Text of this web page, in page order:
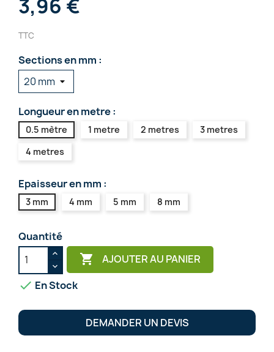
3,96 €
TTC
Sections en mm :
Longueur en metre :
0.5 mètre 1 metre 2 metres
3 metres
4 metres
Epaisseur en mm :
3 mm 4 mm 5 mm 8 mm
Quantité
 AJOUTER AU PANIER
 En Stock
DEMANDER UN DEVIS